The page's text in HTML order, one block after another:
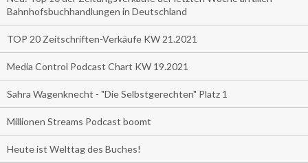
Bahnhofsbuchhandlungen in Deutschland
TOP 20 Zeitschriften-Verkäufe KW 21.2021
Media Control Podcast Chart KW 19.2021
Sahra Wagenknecht - "Die Selbstgerechten" Platz 1
Millionen Streams Podcast boomt
Heute ist Welttag des Buches!